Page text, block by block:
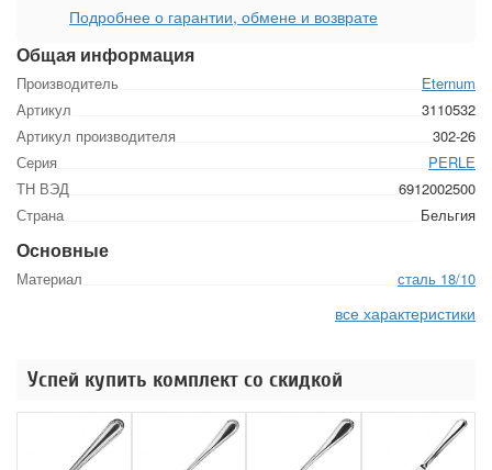
Общая информация
Производитель
Eternum
Артикул
3110532
Артикул производителя
302-26
Серия
PERLE
ТН ВЭД
6912002500
Страна
Бельгия
Основные
Материал сталь 18/10
все характеристики
Подробнее о гарантии, обмене и возврате
Успей купить комплект со скидкой